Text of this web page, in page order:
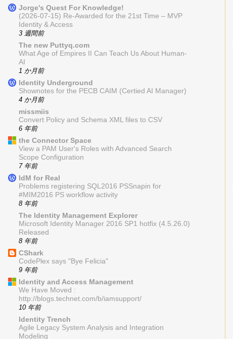
Jorge's Quest For Knowledge!
(2026-07-15) Re-Awarded for the 21st Time – MVP
Identity & Access
3 週間前
The new Puttyq.com
What Age of Empires II Can Teach Us About Human-
AI
1 か月前
Identity Underground
Shownotes for the PECB CAIM (Certied AI Manager)
4 か月前
missmiis
Convert Policy and Schema XML files to CSV
6 年前
the Connector Space
View a PAM User's Roles with Advanced Search
Scope Configuration
7 年前
IdM for Real
Problems registering SQL2016 PSSnapin for
#MIM2016 PS workflow activity
8 年前
The Identity Management Explorer
Microsoft Identity Manager 2016 SP1 hotfix (4.5.26.0)
Released
8 年前
CShark
CodePlex says "Bye Felicia"
9 年前
Identity and Access Management
We Have Moved :
http://blogs.technet.com/b/iamsupport/
10 年前
Identity Trench
Agile Legacy System Analysis and Integration
Modeling